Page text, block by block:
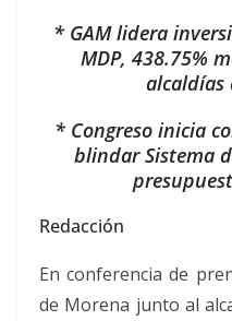
* GAM lidera
MDP, 438.75%
alcaldías
* Congreso inicia
blindar Sistema
Redacción
En conferencia de
de Morena junto al